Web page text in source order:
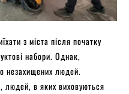
з міста після початку
набори. Однак,
незахищених людей.
людей, в яких виховуються